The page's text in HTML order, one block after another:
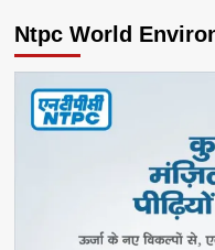
Ntpc World